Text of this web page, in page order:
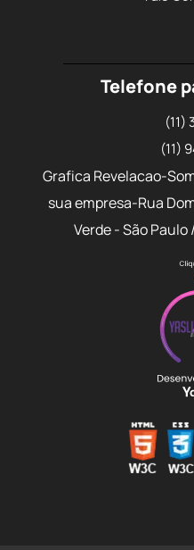
Telefone
(11)
(11)
Grafica Revelacao-
sua empresa-Rua
Verde - São Paulo